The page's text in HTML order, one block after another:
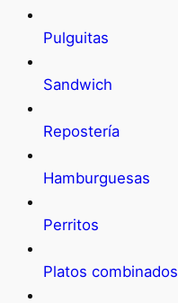
Pulguitas
Sandwich
Repostería
Hamburguesas
Perritos
Platos combinados